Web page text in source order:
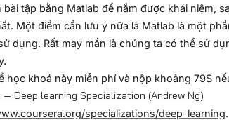
bài tập bằng Matlab để nắm được khái niệm,
Một điểm cần lưu ý nữa là Matlab là một
dụng. Rất may mắn là chúng ta có thể sử
học khoá này miễn phí và nộp khoảng 79$
Deep learning Specialization (Andrew Ng)
specializations/deep-learning.